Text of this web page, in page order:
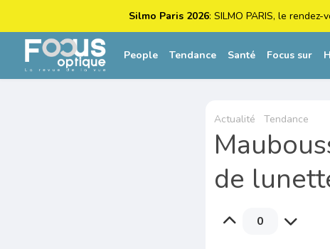
Silmo Paris 2026: SILMO PARIS, le
People Tendance Santé Focus sur
Actualité Tendance
de
0